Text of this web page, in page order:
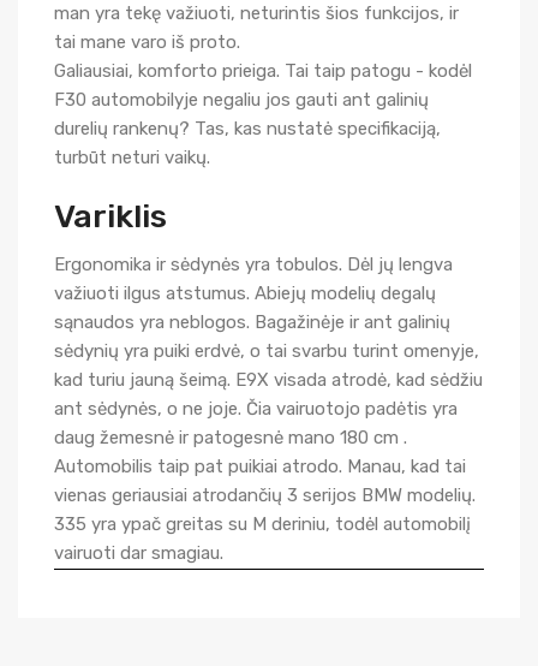
man yra tekę važiuoti, neturintis šios funkcijos, ir
tai mane varo iš proto.
Galiausiai, komforto prieiga. Tai taip patogu - kodėl
F30 automobilyje negaliu jos gauti ant galinių
durelių rankenų? Tas, kas nustatė specifikaciją,
turbūt neturi vaikų.
Variklis
Ergonomika ir sėdynės yra tobulos. Dėl jų lengva
važiuoti ilgus atstumus. Abiejų modelių degalų
sąnaudos yra neblogos. Bagažinėje ir ant galinių
sėdynių yra puiki erdvė, o tai svarbu turint omenyje,
kad turiu jauną šeimą. E9X visada atrodė, kad sėdžiu
ant sėdynės, o ne joje. Čia vairuotojo padėtis yra
daug žemesnė ir patogesnė mano 180 cm .
Automobilis taip pat puikiai atrodo. Manau, kad tai
vienas geriausiai atrodančių 3 serijos BMW modelių.
335 yra ypač greitas su M deriniu, todėl automobilį
vairuoti dar smagiau.